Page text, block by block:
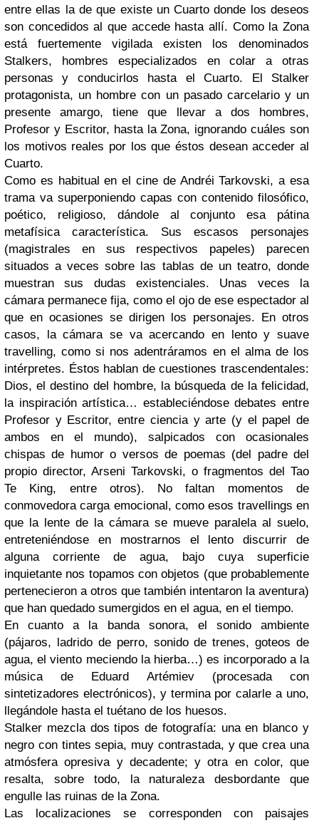
entre ellas la de que existe un Cuarto donde los deseos
son concedidos al que accede hasta allí. Como la Zona
está fuertemente vigilada existen los denominados
Stalkers, hombres especializados en colar a otras
personas y conducirlos hasta el Cuarto. El Stalker
protagonista, un hombre con un pasado carcelario y un
presente amargo, tiene que llevar a dos hombres,
Profesor y Escritor, hasta la Zona, ignorando cuáles son
los motivos reales por los que éstos desean acceder al
Cuarto.
Como es habitual en el cine de Andréi Tarkovski, a esa
trama va superponiendo capas con contenido filosófico,
poético, religioso, dándole al conjunto esa pátina
metafísica característica. Sus escasos personajes
(magistrales en sus respectivos papeles) parecen
situados a veces sobre las tablas de un teatro, donde
muestran sus dudas existenciales. Unas veces la
cámara permanece fija, como el ojo de ese espectador al
que en ocasiones se dirigen los personajes. En otros
casos, la cámara se va acercando en lento y suave
travelling, como si nos adentráramos en el alma de los
intérpretes. Éstos hablan de cuestiones trascendentales:
Dios, el destino del hombre, la búsqueda de la felicidad,
la inspiración artística… estableciéndose debates entre
Profesor y Escritor, entre ciencia y arte (y el papel de
ambos en el mundo), salpicados con ocasionales
chispas de humor o versos de poemas (del padre del
propio director, Arseni Tarkovski, o fragmentos del Tao
Te King, entre otros). No faltan momentos de
conmovedora carga emocional, como esos travellings en
que la lente de la cámara se mueve paralela al suelo,
entreteniéndose en mostrarnos el lento discurrir de
alguna corriente de agua, bajo cuya superficie
inquietante nos topamos con objetos (que probablemente
pertenecieron a otros que también intentaron la aventura)
que han quedado sumergidos en el agua, en el tiempo.
En cuanto a la banda sonora, el sonido ambiente
(pájaros, ladrido de perro, sonido de trenes, goteos de
agua, el viento meciendo la hierba…) es incorporado a la
música de Eduard Artémiev (procesada con
sintetizadores electrónicos), y termina por calarle a uno,
llegándole hasta el tuétano de los huesos.
Stalker mezcla dos tipos de fotografía: una en blanco y
negro con tintes sepia, muy contrastada, y que crea una
atmósfera opresiva y decadente; y otra en color, que
resalta, sobre todo, la naturaleza desbordante que
engulle las ruinas de la Zona.
Las localizaciones se corresponden con paisajes